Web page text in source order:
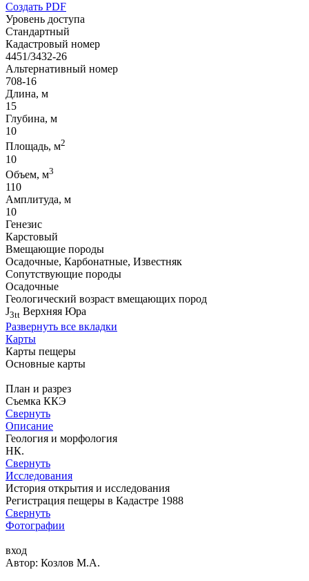
Создать PDF
Уровень доступа
Стандартный
Кадастровый номер
4451/3432-26
Альтернативный номер
708-16
Длина, м
15
Глубина, м
10
Площадь, м2
10
Объем, м3
110
Амплитуда, м
10
Генезис
Карстовый
Вмещающие породы
Осадочные, Карбонатные, Известняк
Сопутствующие породы
Осадочные
Геологический возраст вмещающих пород
J3tt Верхняя Юра
Развернуть все вкладки
Карты
Карты пещеры
Основные карты
План и разрез
Съемка ККЭ
Свернуть
Описание
Геология и морфология
НК.
Свернуть
Исследования
История открытия и исследования
Регистрация пещеры в Кадастре 1988
Свернуть
Фотографии
вход
Автор: Козлов М.А.